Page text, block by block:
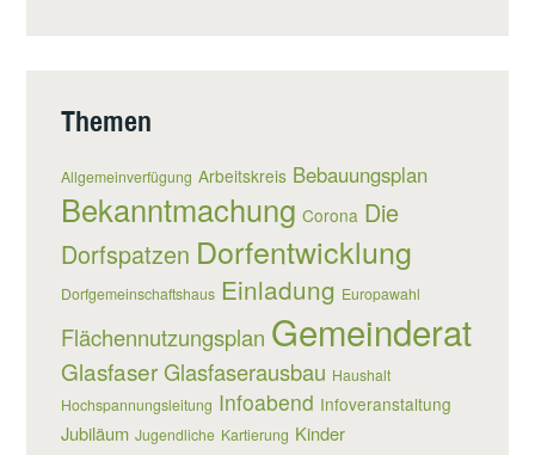
Themen
Allgemeinverfügung Arbeitskreis Bebauungsplan
Bekanntmachung Corona Die
Dorfspatzen Dorfentwicklung
Dorfgemeinschaftshaus Einladung Europawahl
Flächennutzungsplan Gemeinderat
Glasfaser Glasfaserausbau Haushalt
Hochspannungsleitung Infoabend Infoveranstaltung
Jubiläum Jugendliche Kartierung Kinder